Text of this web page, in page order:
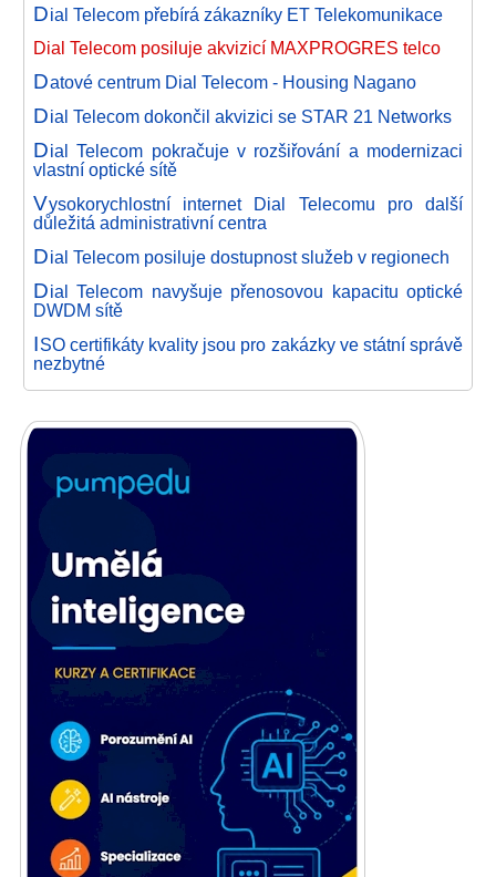
Dial Telecom přebírá zákazníky ET Telekomunikace
Dial Telecom posiluje akvizicí MAXPROGRES telco
Datové centrum Dial Telecom - Housing Nagano
Dial Telecom dokončil akvizici se STAR 21 Networks
Dial Telecom pokračuje v rozšiřování a modernizaci
vlastní optické sítě
Vysokorychlostní internet Dial Telecomu pro další
důležitá administrativní centra
Dial Telecom posiluje dostupnost služeb v regionech
Dial Telecom navyšuje přenosovou kapacitu optické
DWDM sítě
ISO certifikáty kvality jsou pro zakázky ve státní správě
nezbytné